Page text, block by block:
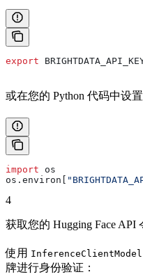
export
或在您的 Python 代码中设置
import os
os.environ[
4
获取您的 Hugging Face API
使用 InferenceClientModel
牌进行身份验证：